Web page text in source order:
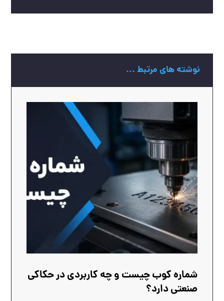
نوشته های مرتبط ...
شماره کوب چیست و چه کاربردی در حکاکی
صنعتی دارد؟